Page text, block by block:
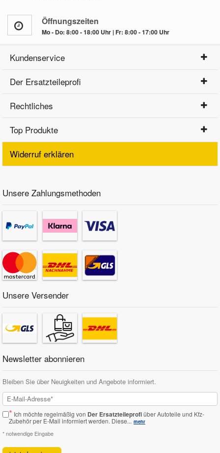
Öffnungszeiten
Mo - Do: 8:00 - 18:00 Uhr | Fr: 8:00 - 17:00 Uhr
Kundenservice
Der Ersatzteileprofi
Rechtliches
Top Produkte
Widerruf erklären
Unsere Zahlungsmethoden
Unsere Versender
Newsletter abonnieren
Bleiben Sie über Neuigkeiten und Angebote informiert.
* Ich möchte regelmäßig von Der Ersatzteileprofiüber Autoteile und Kfz-
Zubehör per E-Mail informiert werden. Diese... mehr
* notwendige Eingabe